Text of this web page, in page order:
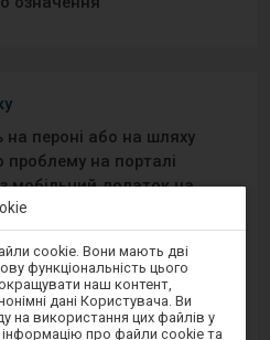
на пероні або на шляху
проблему на порталі
мобільний додаток на
Peron
Play
cookie. Вони мають дві
функціональність цього
наш контент,
дані Користувача. Ви
на використання цих файлів у
про файли cookie та